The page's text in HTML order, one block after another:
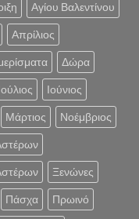
Αγίου Βαλεντίνου
Απρίλιος
Δώρα
Ιούνιος
Μάρτιος Νοέμβριος
Ξενώνες
Πάσχα Πρωινό